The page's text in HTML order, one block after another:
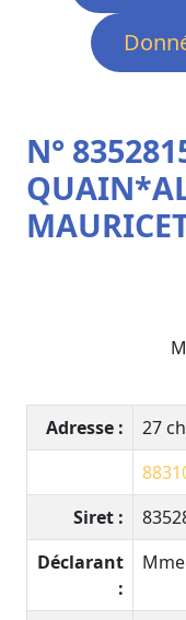
N°
Adresse :
27
Siret :
Déclarant
: